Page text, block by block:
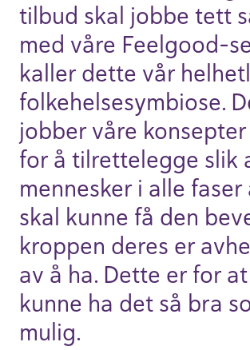
tilbud skal jobbe tett
med våre Feelgood-
kaller dette vår
folke­helse­symbiose.
jobber våre
for å tilrette­legge slik
mennesker i alle
skal kunne få den
kroppen deres er
av å ha. Dette er for
kunne ha det så bra
mulig.